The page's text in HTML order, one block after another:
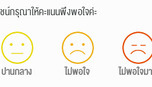
น์กรุณาให้คะแนนพึงพอใจค่ะ
ปานกลาง ไม่พอใจ ไม่พอใจม